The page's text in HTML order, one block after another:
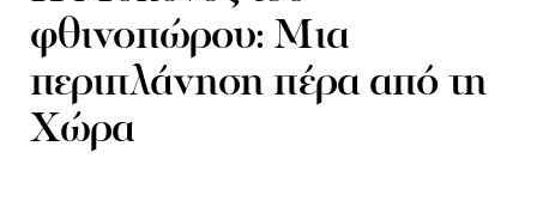
φθινοπώρου: Μια
περιπλάνηση πέρα από τη
Χώρα